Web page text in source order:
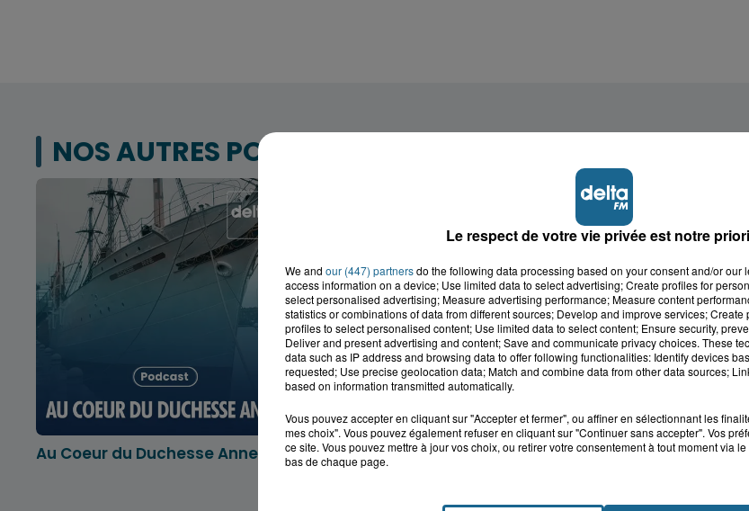
NOS AUTRES PODCASTS
Au Coeur du Duchesse Anne
L'info locale dans le
Dunkerquois
L'info locale de
Le respect de votre vie privée est notre
We and our (447) partnersdo the following data processing based on your consent and/or our
access information on a device; Use limited data to select advertising; Create profiles for
select personalised advertising; Measure advertising performance; Measure content
statistics or combinations of data from different sources; Develop and improve services;
profiles to select personalised content; Use limited data to select content; Ensure security,
Deliver and present advertising and content; Save and communicate privacy choices. These
data such as IP address and browsing data to offer following functionalities: Identify devices
requested; Use precise geolocation data; Match and combine data from other data sources;
based on information transmitted automatically.
Vous pouvez accepter en cliquant sur "Accepter et fermer", ou affiner en sélectionnant les
mes choix". Vous pouvez également refuser en cliquant sur "Continuer sans accepter". Vos
ce site. Vous pouvez mettre à jour vos choix, ou retirer votre consentement à tout moment via
bas de chaque page.